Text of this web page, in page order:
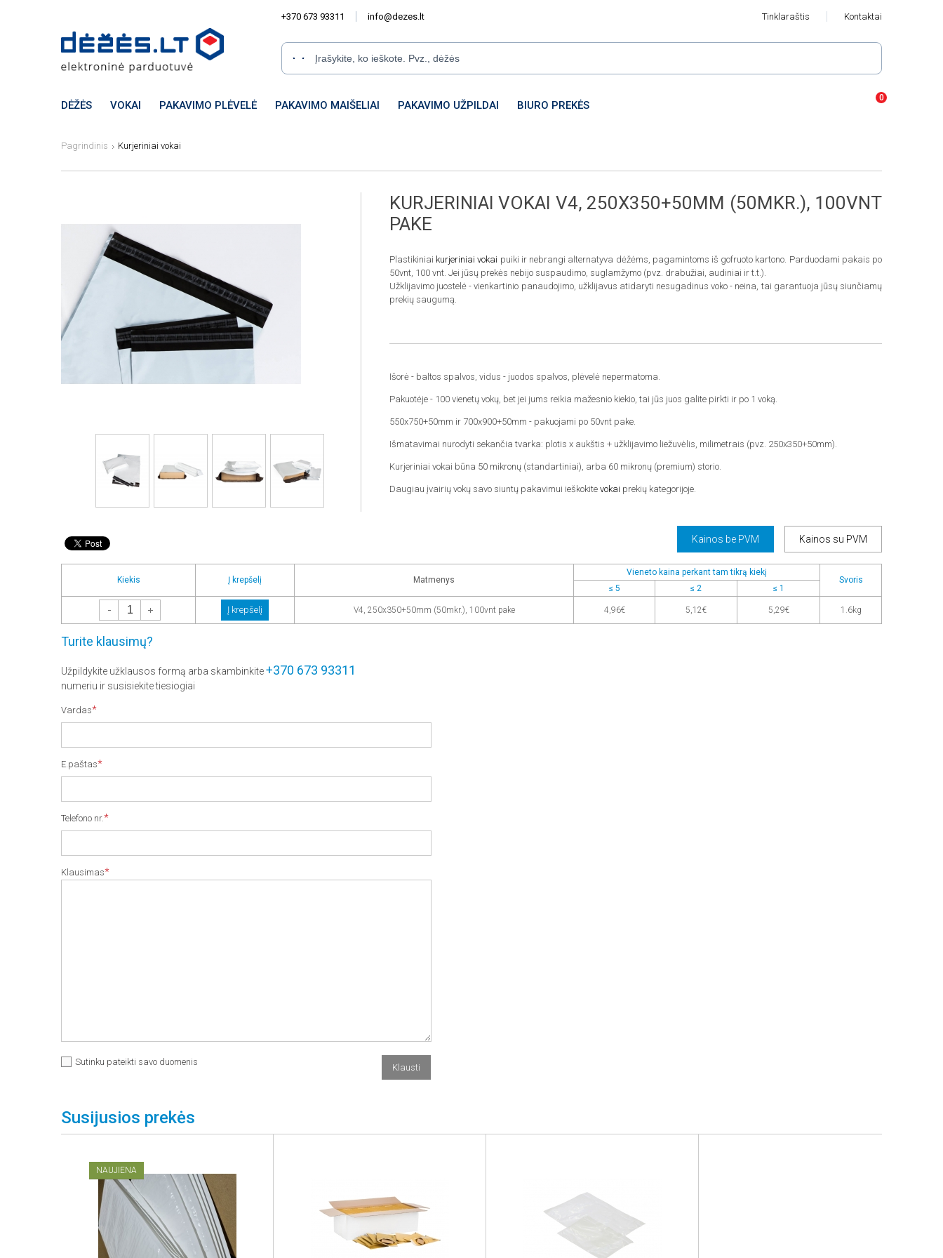
+370 673 93311 info@dezes.lt Tinklaraštis Kontaktai
DĖŽĖS VOKAI PAKAVIMO PLĖVELĖ PAKAVIMO MAIŠELIAI PAKAVIMO UŽPILDAI BIURO PREKĖS
Pagrindinis Kurjeriniai vokai
KURJERINIAI VOKAI V4, 250X350+50MM (50MKR.), 100VNT
PAKE
Plastikiniai kurjeriniai vokai puiki ir nebrangi alternatyva dėžėms, pagamintoms iš gofruoto kartono. Parduodami pakais po
50vnt, 100 vnt. Jei jūsų prekės nebijo suspaudimo, suglamžymo (pvz. drabužiai, audiniai ir t.t.).
Užklijavimo juostelė - vienkartinio panaudojimo, užklijavus atidaryti nesugadinus voko - neina, tai garantuoja jūsų siunčiamų
prekių saugumą.
Išorė - baltos spalvos, vidus - juodos spalvos, plėvelė nepermatoma.
Pakuotėje - 100 vienetų vokų, bet jei jums reikia mažesnio kiekio, tai jūs juos galite pirkti ir po 1 voką.
550x750+50mm ir 700x900+50mm - pakuojami po 50vnt pake.
Išmatavimai nurodyti sekančia tvarka: plotis x aukštis + užklijavimo liežuvėlis, milimetrais (pvz. 250x350+50mm).
Kurjeriniai vokai būna 50 mikronų (standartiniai), arba 60 mikronų (premium) storio.
Daugiau įvairių vokų savo siuntų pakavimui ieškokite vokai prekių kategorijoje.
Kainos be PVM Kainos su PVM
Kiekis Į krepšelį Matmenys
Vieneto kaina perkant tam tikrą kiekį
Svoris
≤ 5
≤ 2
≤ 1
Į krepšelį V4, 250x350+50mm (50mkr.), 100vnt pake 4,96€ 5,12€ 5,29€ 1.6kg
Turite klausimų?
Užpildykite užklausos formą arba skambinkite+370 673 93311
numeriu ir susisiekite tiesiogiai
Vardas*
E.paštas*
Telefono nr.*
Klausimas*
Sutinku pateikti savo duomenis
Susijusios prekės
NAUJIENA